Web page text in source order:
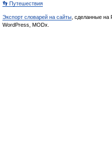
👣 Путешествия
Экспорт словарей на сайты , сделанные на
WordPress, MODx.